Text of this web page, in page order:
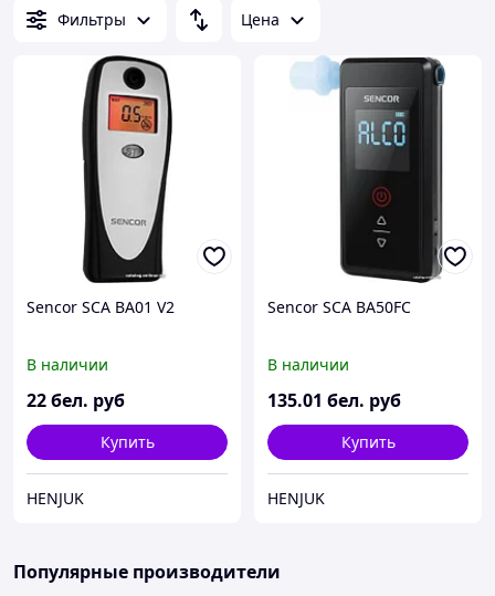
Фильтры Цена
Sencor SCA BA01 V2
В наличии
22бел. руб
Купить
HENJUK
Sencor SCA BA50FC
В наличии
135.01 бел. руб
Купить
HENJUK
Популярные производители